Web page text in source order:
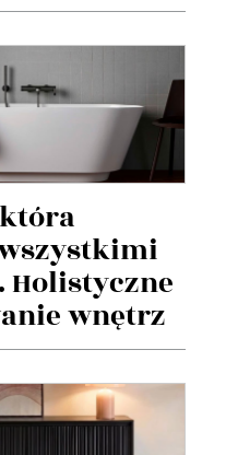
Holistyczne
wnętrz